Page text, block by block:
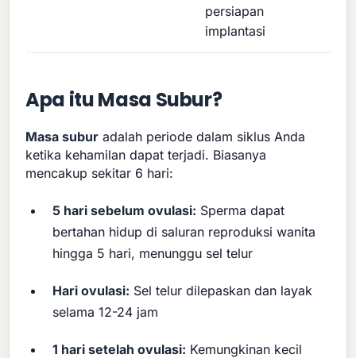
persiapan
implantasi
Apa itu Masa Subur?
Masa subur adalah periode dalam siklus Anda
ketika kehamilan dapat terjadi. Biasanya
mencakup sekitar 6 hari:
5 hari sebelum ovulasi: Sperma dapat
bertahan hidup di saluran reproduksi wanita
hingga 5 hari, menunggu sel telur
Hari ovulasi: Sel telur dilepaskan dan layak
selama 12-24 jam
1 hari setelah ovulasi: Kemungkinan kecil